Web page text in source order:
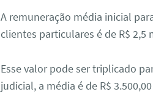
A remuneração média inicial
clientes particulares é de R$ 2,5
Esse valor pode ser triplicado
judicial, a média é de R$